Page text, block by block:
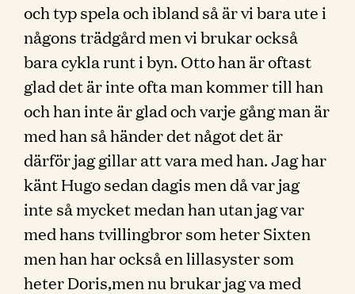
och typ spela och ibland så är vi bara ute i
någons trädgård men vi brukar också
bara cykla runt i byn. Otto han är oftast
glad det är inte ofta man kommer till han
och han inte är glad och varje gång man är
med han så händer det något det är
därför jag gillar att vara med han. Jag har
känt Hugo sedan dagis men då var jag
inte så mycket medan han utan jag var
med hans tvillingbror som heter Sixten
men han har också en lillasyster som
heter Doris,men nu brukar jag va med